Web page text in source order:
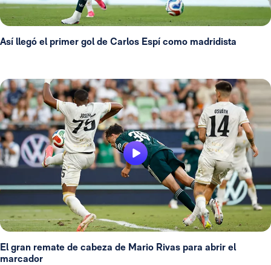
Así llegó el primer gol de Carlos Espí como madridista
El gran remate de cabeza de Mario Rivas para abrir el
marcador